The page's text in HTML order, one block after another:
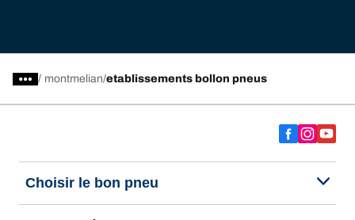
/ montmelian etablissements bollon pneus
Choisir le bon pneu